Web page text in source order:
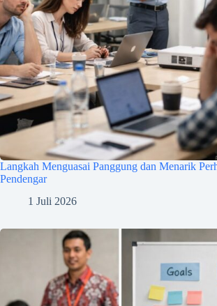
Langkah Menguasai Panggung dan Menarik
Pendengar
1 Juli 2026